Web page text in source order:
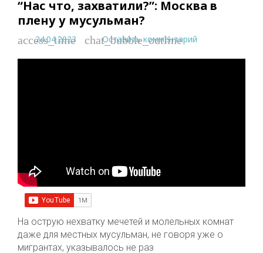
“Нас что, захватили?”: Москва в
плену у мусульман?
access_time
24.04.2023 chat_bubble_outline
Оставить комментарий
На острую нехватку мечетей и молельных комнат
даже для местных мусульман, не говоря уже о
мигрантах, указывалось не раз